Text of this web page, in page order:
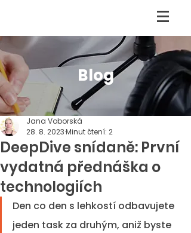
Blog
DeepDive snídaně: První
vydatná přednáška o
technologiích
Jana Voborská
28. 8. 2023Minut čtení: 2
Den co den s lehkostí odbavujete
jeden task za druhým, aniž byste